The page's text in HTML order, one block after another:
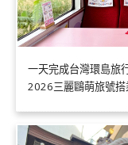
一天完成台灣環島旅
2026三麗鷗萌旅號